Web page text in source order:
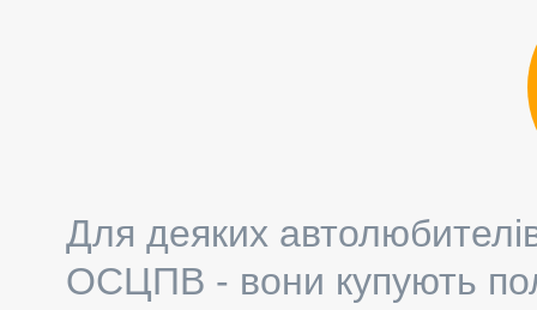
Для деяких
ОСЦПВ - вони купують